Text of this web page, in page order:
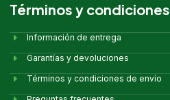
Términos y condiciones
Información de entrega
Garantías y devoluciones
Términos y condiciones de envío